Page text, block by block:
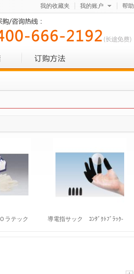
帮助
我的账户
我的收藏夹
ラテック
導電指サック ｺﾝﾀﾞｸﾄﾌﾞﾗｯｸ-